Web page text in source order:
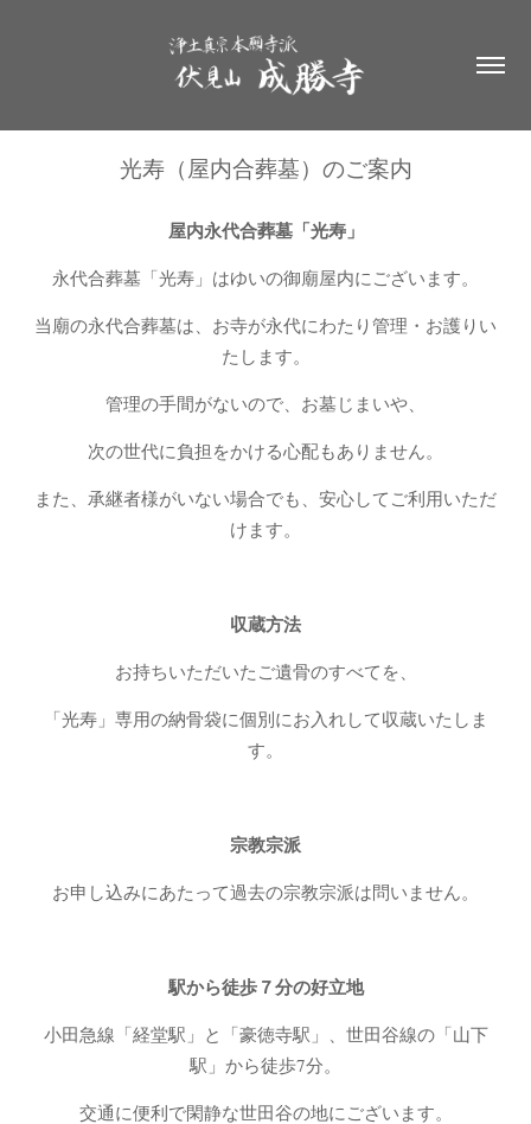
光寿（屋内合葬墓）のご案内
屋内永代合葬墓「光寿」
永代合葬墓「光寿」はゆいの御廟屋内にございます。
当廟の永代合葬墓は、お寺が永代にわたり管理・お護りい
たします。
管理の手間がないので、お墓じまいや、
次の世代に負担をかける心配もありません。
また、承継者様がいない場合でも、安心してご利用いただ
けます。
収蔵方法
お持ちいただいたご遺骨のすべてを、
「光寿」専用の納骨袋に個別にお入れして収蔵いたしま
す。
宗教宗派
お申し込みにあたって過去の宗教宗派は問いません。
駅から徒歩７分の好立地
小田急線「経堂駅」と「豪徳寺駅」、世田谷線の「山下
駅」から徒歩7分。
交通に便利で閑静な世田谷の地にございます。